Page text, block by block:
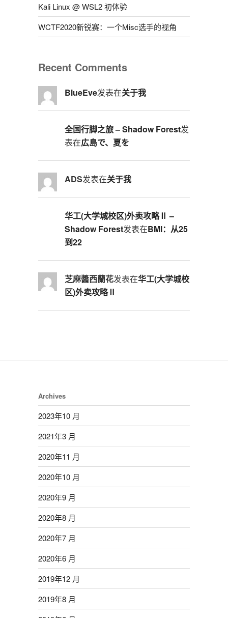
Kali Linux @ WSL2 初体验
WCTF2020新锐赛：一个Misc选手的视角
Recent Comments
BlueEve发表在关于我
全国行脚之旅 – Shadow Forest发
表在広島で、夏を
ADS发表在关于我
华工(大学城校区)外卖攻略Ⅱ –
Shadow Forest发表在BMI：从25
到22
芝麻醬西蘭花发表在华工(大学城校
区)外卖攻略Ⅱ
Archives
2023年10 月
2021年3 月
2020年11 月
2020年10 月
2020年9 月
2020年8 月
2020年7 月
2020年6 月
2019年12 月
2019年8 月